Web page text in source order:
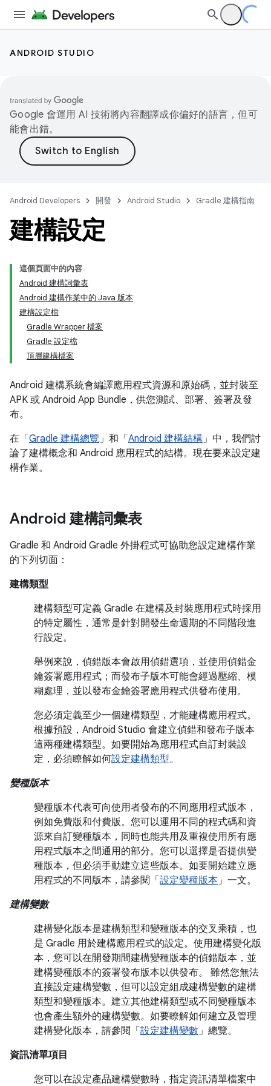
ANDROID STUDIO
Google 會運用 AI 技術將內容翻譯成你偏好的語言，但可
能會出錯。
Android Developers 開發 Android Studio Gradle 建構指南
建構設定
這個頁面中的內容
Android 建構詞彙表
Android 建構作業中的 Java 版本
建構設定檔
Gradle Wrapper 檔案
Gradle 設定檔
頂層建構檔案
Android 建構系統會編譯應用程式資源和原始碼，並封裝至
APK 或 Android App Bundle，供您測試、部署、簽署及發
布。
在「 Gradle 建構總覽」和「 Android 建構結構」中，我們討
論了建構概念和 Android 應用程式的結構。現在要來設定建
構作業。
Android 建構詞彙表
Gradle 和 Android Gradle 外掛程式可協助您設定建構作業
的下列切面：
建構類型
建構類型可定義 Gradle 在建構及封裝應用程式時採用
的特定屬性，通常是針對開發生命週期的不同階段進
行設定。
舉例來說，偵錯版本會啟用偵錯選項，並使用偵錯金
鑰簽署應用程式；而發布子版本可能會經過壓縮、模
糊處理，並以發布金鑰簽署應用程式供發布使用。
您必須定義至少一個建構類型，才能建構應用程式。
根據預設，Android Studio 會建立偵錯和發布子版本
這兩種建構類型。如要開始為應用程式自訂封裝設
定，必須瞭解如何設定建構類型。
變種版本
變種版本代表可向使用者發布的不同應用程式版本，
例如免費版和付費版。您可以運用不同的程式碼和資
源來自訂變種版本，同時也能共用及重複使用所有應
用程式版本之間通用的部分。您可以選擇是否提供變
種版本，但必須手動建立這些版本。如要開始建立應
用程式的不同版本，請參閱「 設定變種版本」一文。
建構變數
建構變化版本是建構類型和變種版本的交叉乘積，也
是 Gradle 用於建構應用程式的設定。使用建構變化版
本，您可以在開發期間建構變種版本的偵錯版本，並
建構變種版本的簽署發布版本以供發布。 雖然您無法
直接設定建構變數，但可以設定組成建構變數的建構
類型和變種版本。建立其他建構類型或不同變種版本
也會產生額外的建構變數。如要瞭解如何建立及管理
建構變化版本，請參閱「 設定建構變數」總覽。
資訊清單項目
您可以在設定產品建構變數時，指定資訊清單檔案中